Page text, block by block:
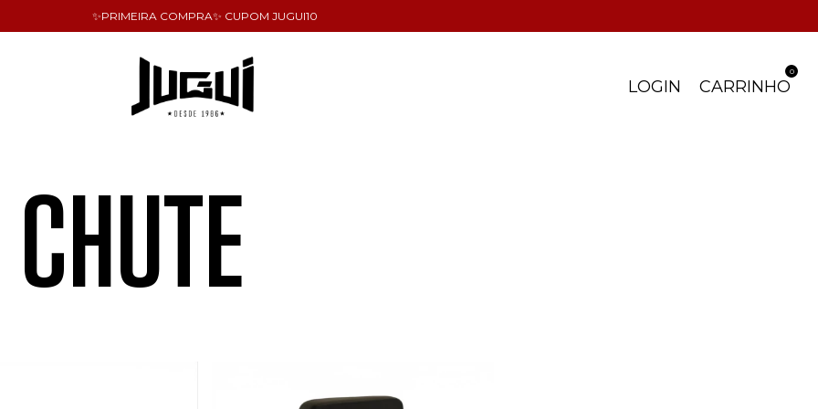
✨PRIMEIRA COMPRA✨ CUPOM JUGUI10
LOGIN CARRINHO
0